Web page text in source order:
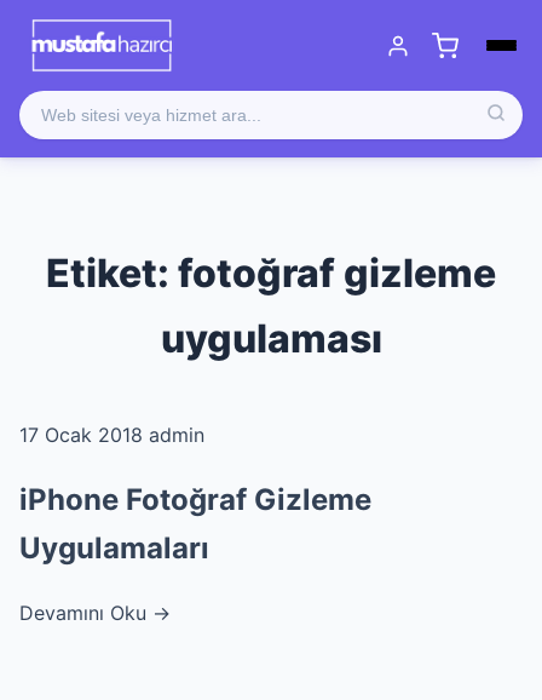
Etiket: fotoğraf gizleme
uygulaması
17 Ocak 2018 admin
iPhone Fotoğraf Gizleme
Uygulamaları
Devamını Oku →